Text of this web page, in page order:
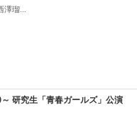
瑠...
～ 研究生「青春ガールズ」公演